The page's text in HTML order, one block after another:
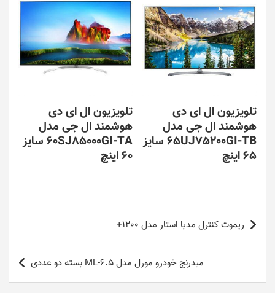
تلویزیون ال ای دی
هوشمند ال جی مدل
65UJ75200GI-TB سایز
65 اینچ
تلویزیون ال ای دی
هوشمند ال جی مدل
60SJ85000GI-TA سایز
60 اینچ
راهبری
نوشته
ریموت کنترل مدیا استار مدل 1200+
میدرنج خودرو مورل مدل ML-6.5 بسته دو عددی